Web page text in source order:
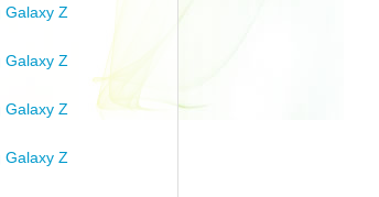
Galaxy Z
Galaxy Z
Galaxy Z
Galaxy Z